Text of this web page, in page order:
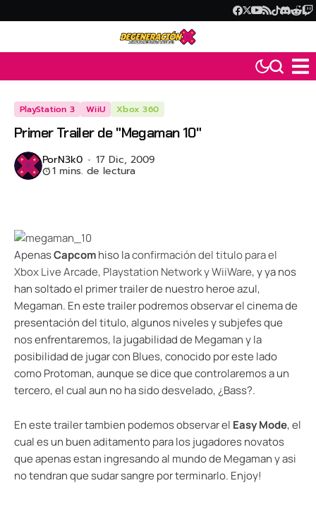
PlayStation 3 WiiU Xbox 360
Primer Trailer de "Megaman 10"
PorN3k0 17 Dic, 2009
1 mins. de lectura
ApenasCapcomhiso laconfirmación del titulo para el
Xbox Live Arcade, Playstation Network y WiiWare, y ya nos
han soltado el primer trailer de nuestro heroe azul,
Megaman. En este trailer podremos observar el cinema de
presentación del titulo, algunos niveles y subjefes que
nos enfrentaremos, la jugabilidad de Megaman y la
posibilidad de jugar con Blues, conocido por este lado
como Protoman, aunque se dice que controlaremos a un
tercero, el cual aun no ha sido desvelado, ¿Bass?.
En este trailer tambien podemos observar el Easy Mode, el
cual es un buen aditamento para los jugadores novatos
que apenas estan ingresando al mundo de Megaman y asi
no tendran que sudar sangre por terminarlo. Enjoy!